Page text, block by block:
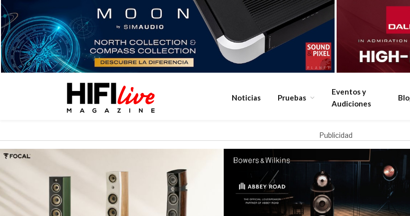
Noticias Pruebas
Eventos y
Audiciones
Publicidad